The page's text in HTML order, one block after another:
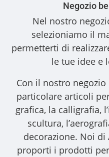
Negozio
Nel nostro
selezioniamo il
permetterti di
le tue idee e
Con il nostro
particolare articoli
grafica, la calligrafia,
scultura,
decorazione. Noi
proporti i prodotti